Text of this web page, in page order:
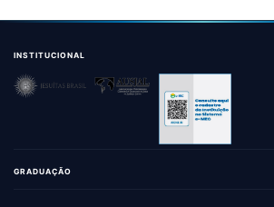
INSTITUCIONAL
GRADUAÇÃO